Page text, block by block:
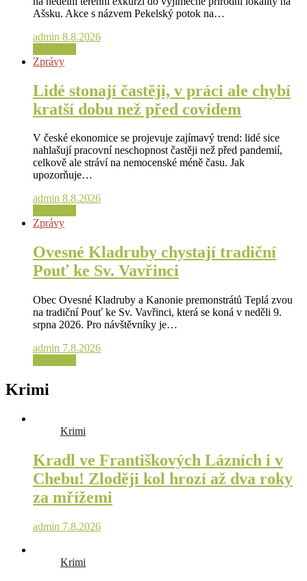
Ašsku. Akce s názvem Pekelský potok na…
admin 8.8.2026
Zprávy
Lidé stonají častěji, v práci ale chybí
kratší dobu než před covidem
V české ekonomice se projevuje zajímavý trend: lidé sice
nahlašují pracovní neschopnost častěji než před pandemií,
celkově ale stráví na nemocenské méně času. Jak
upozorňuje…
admin 8.8.2026
Zprávy
Ovesné Kladruby chystají tradiční
Pouť ke Sv. Vavřinci
Obec Ovesné Kladruby a Kanonie premonstrátů Teplá zvou
na tradiční Pouť ke Sv. Vavřinci, která se koná v neděli 9.
srpna 2026. Pro návštěvníky je…
admin 7.8.2026
Krimi
Krimi
Kradl ve Františkových Lázních i v
Chebu! Zloději kol hrozí až dva roky
za mřížemi
admin 7.8.2026
Krimi